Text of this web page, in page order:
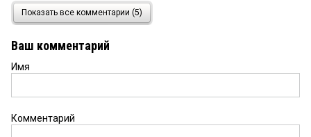
8 декабря 2025 в 16:35:
блин, школы и детсады аж задышали! столько
ДЖОКЕР 8 декабря 2025 в 11:49:
Показать все комментарии (5)
Ваш комментарий
Имя
Комментарий